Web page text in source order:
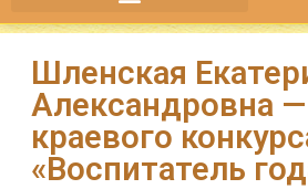
Шленская
Александровна —
краевого
«Воспитатель